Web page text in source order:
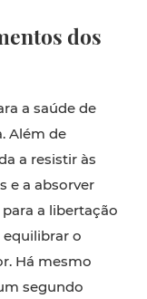
dos
a saúde de
Além de
a resistir às
e a absorver
a libertação
equilibrar o
Há mesmo
segundo